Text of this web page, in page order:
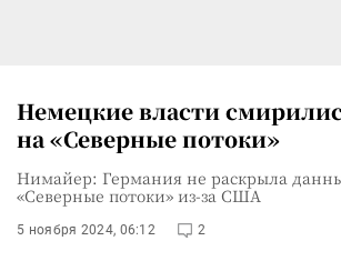
Немецкие власти
на «Северные потоки»
Нимайер: Германия не раскрыла
«Северные потоки» из-за США
5 ноября 2024, 06:12 2